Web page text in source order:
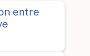
entre